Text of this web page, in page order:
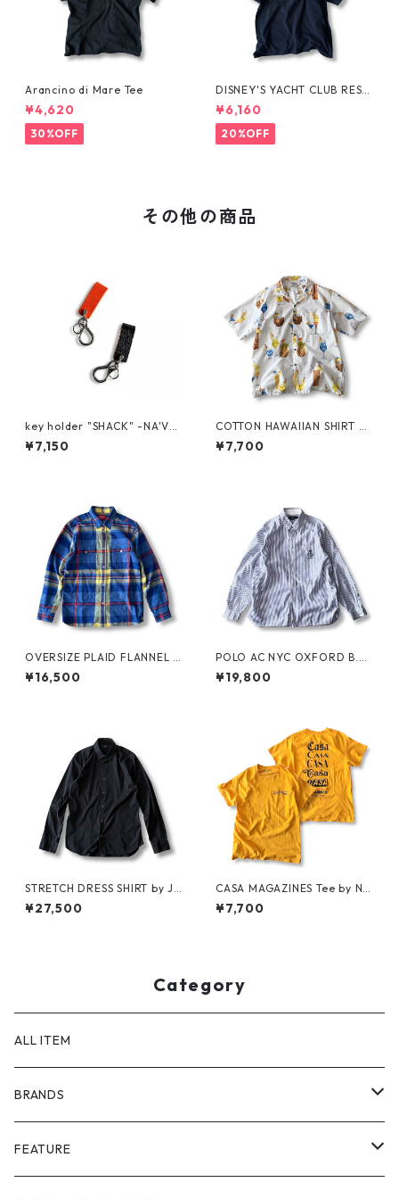
Arancino di Mare Tee
¥4,620
30%OFF
DISNEY'S YACHT CLUB RESO
RT Tee
¥6,160
20%OFF
その他の商品
key holder "SHACK" -NA'VV
Y-
¥7,150
COTTON HAWAIIAN SHIRT by
PACIFIC LEGEND
¥7,700
OVERSIZE PLAID FLANNEL S
HIRT by Supreme
¥16,500
POLO AC NYC OXFORD B.D.
SHIRT by Polo Ralph Lauren
¥19,800
STRETCH DRESS SHIRT by JIL
SANDER
¥27,500
CASA MAGAZINES Tee by Nei
ghborhood Spot
¥7,700
Category
ALL ITEM
BRANDS
GHOST ALMOSTBLACK
FEATURE